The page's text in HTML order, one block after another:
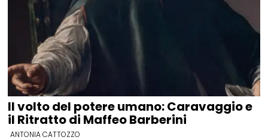
Il volto del potere umano: Caravaggio e
il Ritratto di Maffeo Barberini
ANTONIA CATTOZZO